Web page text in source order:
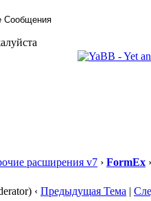
расширения v7 › FormEx
‹ Предыдущая Тема |